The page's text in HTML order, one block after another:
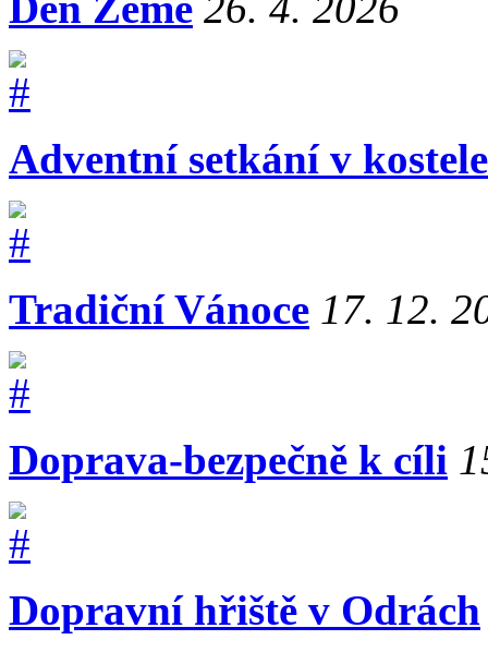
Adventní setkání v kostele
Tradiční Vánoce 17. 12.
Doprava-bezpečně k cíli
Dopravní hřiště v Odrách